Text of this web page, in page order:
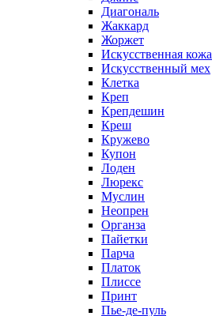
Диагональ
Жаккард
Жоржет
Искусственная кожа
Искусственный мех
Клетка
Креп
Крепдешин
Креш
Кружево
Купон
Лоден
Люрекс
Муслин
Неопрен
Органза
Пайетки
Парча
Платок
Плиссе
Принт
Пье-де-пуль